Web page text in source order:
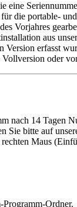
eine
die portable-
Vorjahres
aus
erfasst
oder
nach 14 Tagen
Sie bitte auf
Maus
Programm-Ordner.